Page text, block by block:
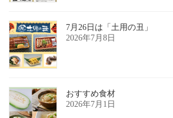
7月26日は「土用の丑」
2026年7月8日
おすすめ食材
2026年7月1日